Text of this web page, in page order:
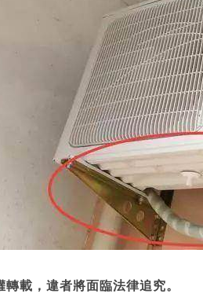
轉載，違者將面臨法律追究。